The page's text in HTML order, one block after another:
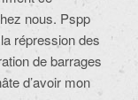
nous. Pspp
répression des
de barrages
d’avoir mon